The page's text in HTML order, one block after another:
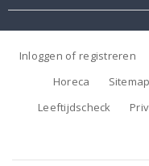
Inloggen of registreren
Horeca
Sitemap
Leeftijdscheck